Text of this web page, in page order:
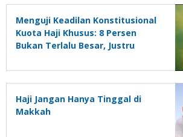
Menguji Keadilan Konstitusional
Kuota Haji Khusus: 8 Persen
Bukan Terlalu Besar, Justru
Haji Jangan Hanya Tinggal di
Makkah